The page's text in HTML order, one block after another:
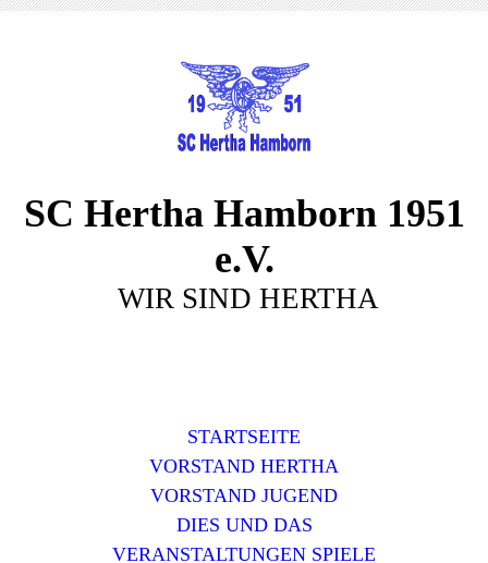
SC Hertha Hamborn 1951
e.V.
WIR SIND HERTHA
STARTSEITE
VORSTAND HERTHA
VORSTAND JUGEND
DIES UND DAS
VERANSTALTUNGEN SPIELE